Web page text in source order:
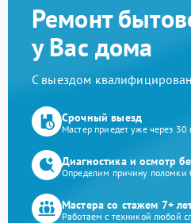
Ремонт
у Вас дома
С выездом
Срочный выезд
Мастер приедет уже через 30
Диагностика и осмотр
Определим причину поломки
Мастера со стажем 7+
Работаем с техникой любой